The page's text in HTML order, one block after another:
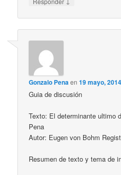
Gonzalo Penaen19 mayo,
Guia de discusión
Texto: El determinante ultimo
Pena
Autor: Eugen von Bohm
Resumen de texto y tema de